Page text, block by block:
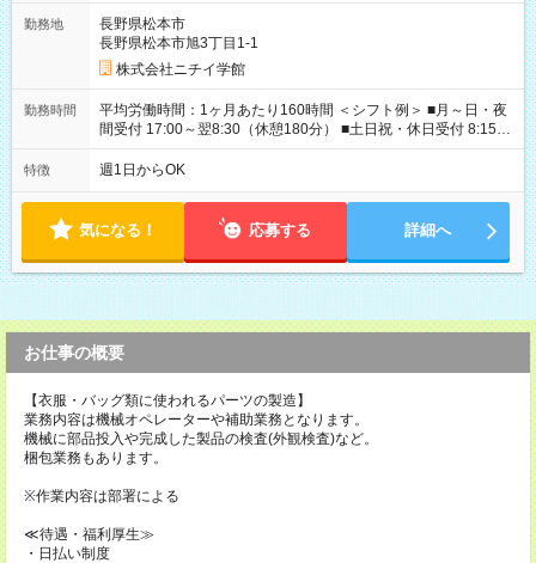
勤務地
長野県松本市
長野県松本市旭3丁目1-1
株式会社ニチイ学館
勤務時間
平均労働時間：1ヶ月あたり160時間 ＜シフト例＞ ■月～日・夜
間受付 17:00～翌8:30（休憩180分） ■土日祝・休日受付 8:15～
17:15（休憩60分） ※上記時間帯でのシフト制 ※夜間のみ、休
日のみ等、勤務日数ご相談ください 平均労働時間：1ヶ月あたり
180分） ■土日祝・休日受付 8:15～17:15（休憩60分） ※上記時
間帯でのシフト制 ※夜間のみ、休日のみ等、勤務日数ご相談く
ださい
特徴 週1日からOK
気になる！ 応募する 詳細へ
お仕事の概要
【衣服・バッグ類に使われるパーツの製造】
業務内容は機械オペレーターや補助業務となります。
機械に部品投入や完成した製品の検査(外観検査)など。
梱包業務もあります。
※作業内容は部署による
≪待遇・福利厚生≫
・日払い制度